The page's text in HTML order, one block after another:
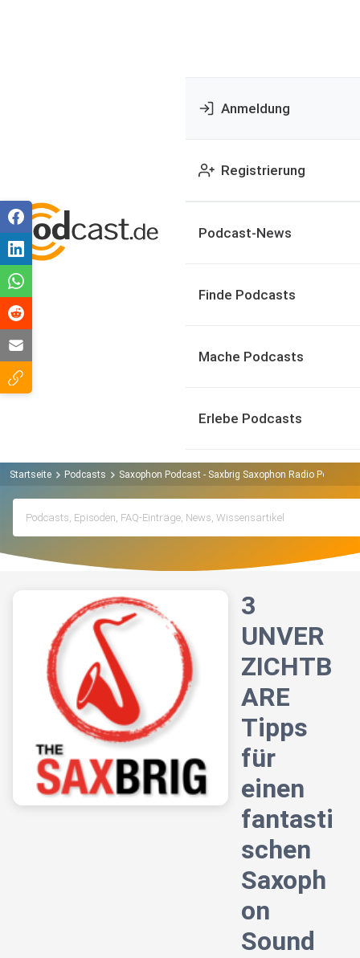
Anmeldung
Registrierung
Podcast-News
Finde Podcasts
Mache Podcasts
Erlebe Podcasts
Startseite Podcasts Saxophon Podcast - Saxbrig Saxophon Radio Podcast
3
UNVER
ZICHTB
ARE
Tipps
für
einen
fantasti
schen
Saxoph
on
Sound